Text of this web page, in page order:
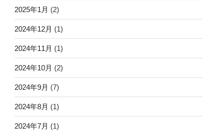
2025年1月 (2)
2024年12月 (1)
2024年11月 (1)
2024年10月 (2)
2024年9月 (7)
2024年8月 (1)
2024年7月 (1)